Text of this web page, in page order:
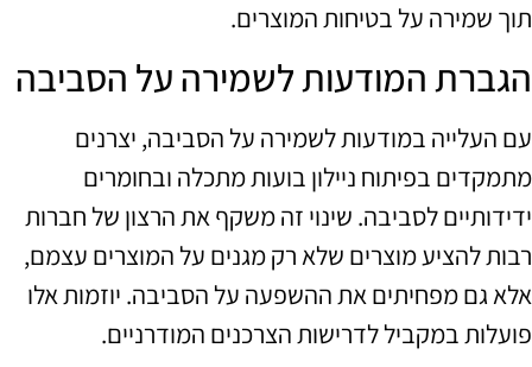
תוך שמירה על בטיחות המוצרים.
הגברת המודעות לשמירה על הסביבה
עם העלייה במודעות לשמירה על הסביבה, יצרנים
מתמקדים בפיתוח ניילון בועות מתכלה ובחומרים
ידידותיים לסביבה. שינוי זה משקף את הרצון של חברות
רבות להציע מוצרים שלא רק מגנים על המוצרים עצמם,
אלא גם מפחיתים את ההשפעה על הסביבה. יוזמות אלו
פועלות במקביל לדרישות הצרכנים המודרניים.